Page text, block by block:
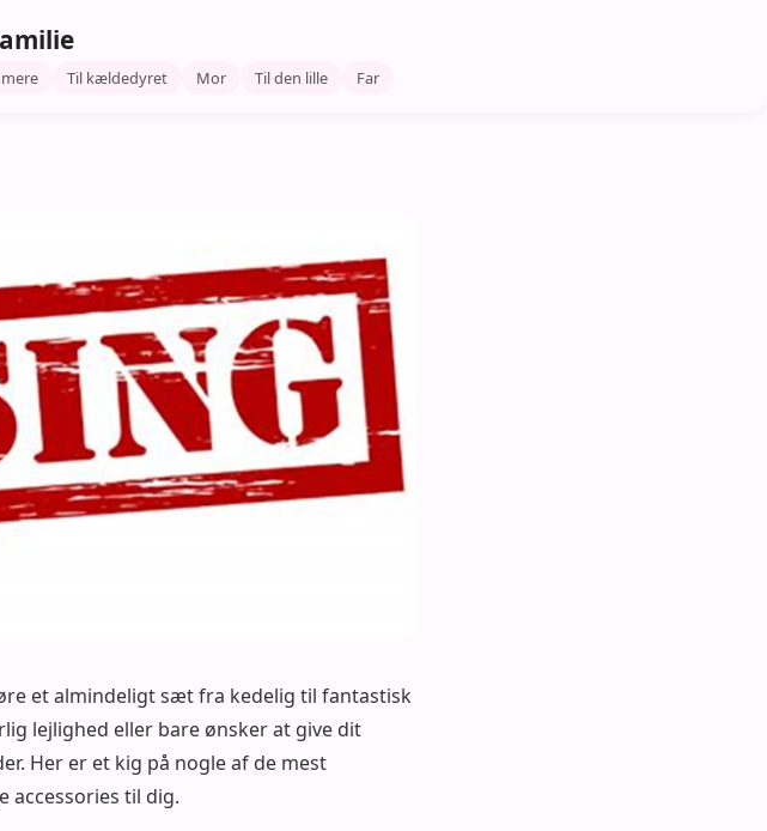
Til kældedyret Mor Til den lille Far
et almindeligt sæt fra kedelig til fantastisk
lejlighed eller bare ønsker at give dit
Her er et kig på nogle af de mest
accessories til dig.